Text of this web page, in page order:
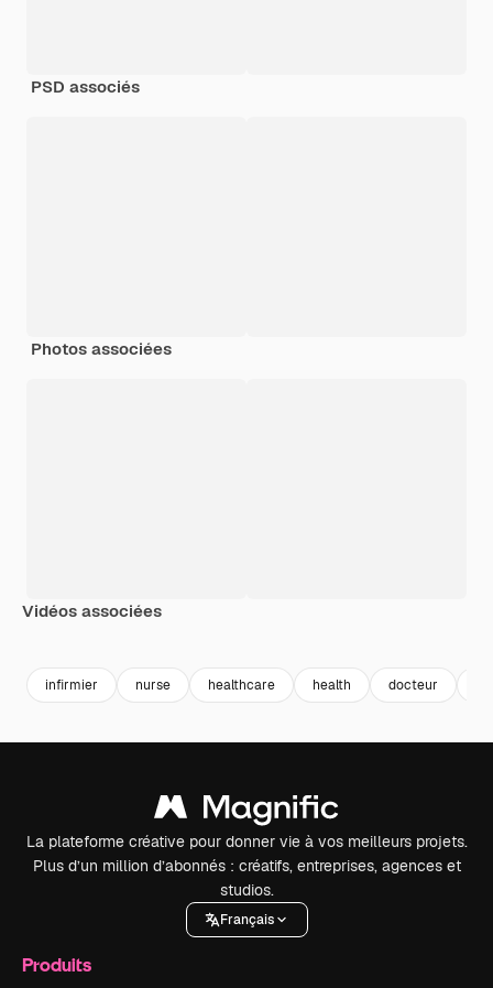
PSD associés
Photos associées
Vidéos associées
infirmier nurse healthcare health docteur
La plateforme créative pour donner vie à vos meilleurs projets.
Plus d’un million d’abonnés : créatifs, entreprises, agences et
studios.
Français
Produits